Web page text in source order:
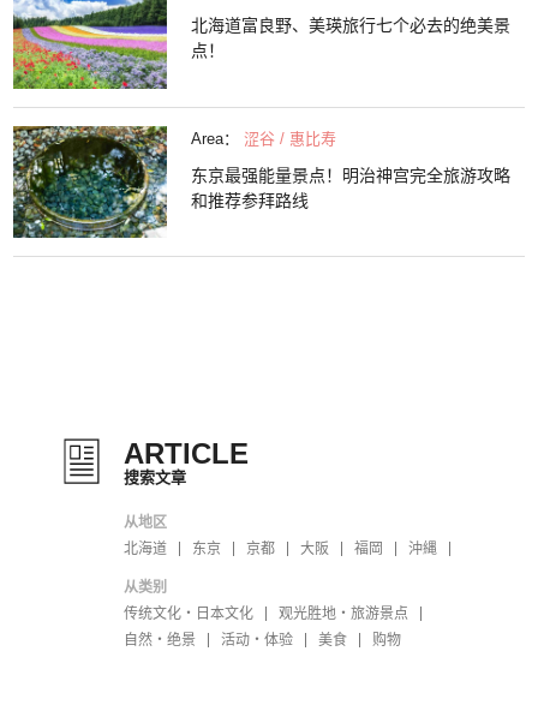
北海道富良野、美瑛旅行七个必去的绝美景
点！
Area： 涩谷 / 惠比寿
东京最强能量景点！明治神宫完全旅游攻略
和推荐参拜路线
ARTICLE
搜索文章
从地区
北海道
东京 京都 大阪 福岡 沖縄
从类别
传统文化・日本文化
观光胜地・旅游景点
自然・绝景
活动・体验 美食 购物